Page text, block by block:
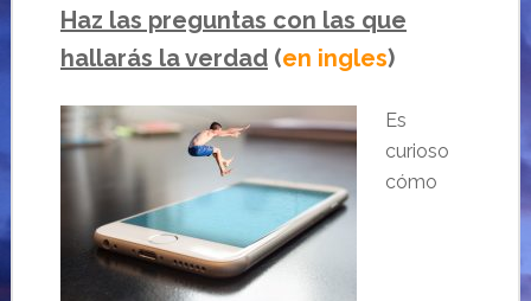
Haz las preguntas con las que
hallarás la verdad(en ingles)
Es
curioso
cómo